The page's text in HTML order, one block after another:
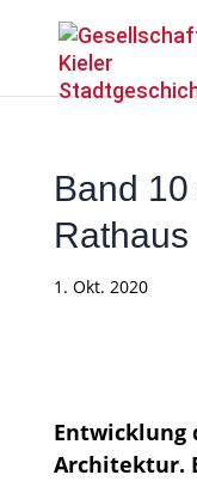
Band
Rathaus
1. Okt. 2020
Entwicklung
Architektur.